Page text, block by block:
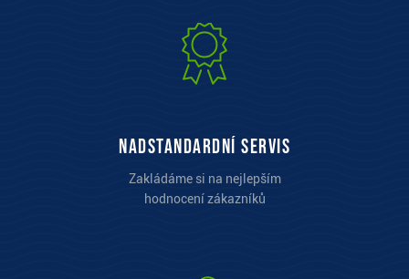
Nadstandardní servis
Zakládáme si na nejlepším
hodnocení zákazníků